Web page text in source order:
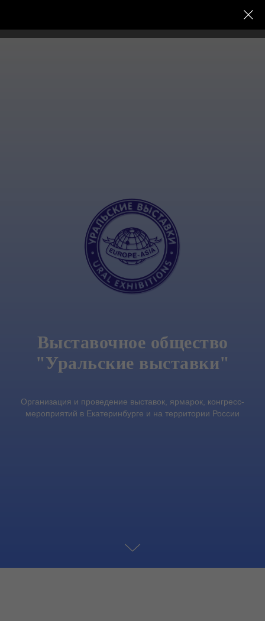
Выставочное общество
"Уральские выставки"
Организация и проведение выставок, ярмарок, конгресс-
мероприятий в Екатеринбурге и на территории России